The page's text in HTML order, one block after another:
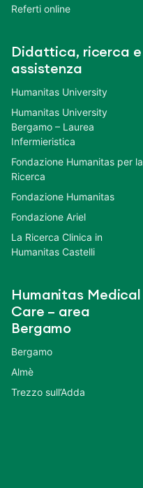
Referti online
Didattica, ricerca e
assistenza
Humanitas University
Humanitas University
Bergamo – Laurea
Infermieristica
Fondazione Humanitas per la
Ricerca
Fondazione Humanitas
Fondazione Ariel
La Ricerca Clinica in
Humanitas Castelli
Humanitas Medical
Care – area
Bergamo
Bergamo
Almè
Trezzo sull’Adda